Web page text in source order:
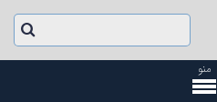
منو